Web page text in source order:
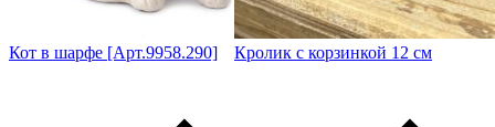
Кот в шарфе [Арт.9958.290] Кролик с корзинкой 12 см